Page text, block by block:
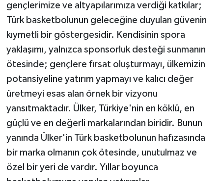
gençlerimize ve altyapılarımıza verdiği katkılar;
Türk basketbolunun geleceğine duyulan güvenin
kıymetli bir göstergesidir. Kendisinin spora
yaklaşımı, yalnızca sponsorluk desteği sunmanın
ötesinde; gençlere fırsat oluşturmayı, ülkemizin
potansiyeline yatırım yapmayı ve kalıcı değer
üretmeyi esas alan örnek bir vizyonu
yansıtmaktadır. Ülker, Türkiye'nin en köklü, en
güçlü ve en değerli markalarından biridir. Bunun
yanında Ülker'in Türk basketbolunun hafızasında
bir marka olmanın çok ötesinde, unutulmaz ve
özel bir yeri de vardır. Yıllar boyunca